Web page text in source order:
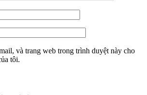
và trang web trong trình duyệt này cho
tôi.